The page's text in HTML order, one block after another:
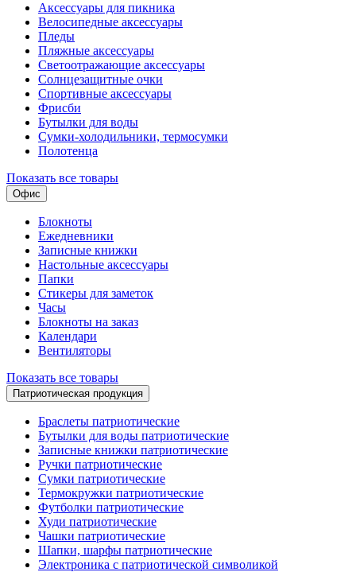
Аксессуары для пикника
Велосипедные аксессуары
Пледы
Пляжные аксессуары
Светоотражающие аксессуары
Солнцезащитные очки
Спортивные аксессуары
Фрисби
Бутылки для воды
Сумки-холодильники, термосумки
Полотенца
Показать все товары
Офис
Блокноты
Ежедневники
Записные книжки
Настольные аксессуары
Папки
Стикеры для заметок
Часы
Блокноты на заказ
Календари
Вентиляторы
Показать все товары
Патриотическая продукция
Браслеты патриотические
Бутылки для воды патриотические
Записные книжки патриотические
Ручки патриотические
Сумки патриотические
Термокружки патриотические
Футболки патриотические
Худи патриотические
Чашки патриотические
Шапки, шарфы патриотические
Электроника с патриотической символикой